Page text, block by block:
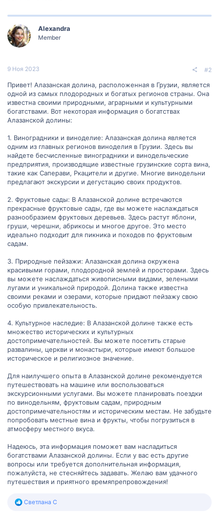
Alexandra
Member
9 Ноя 2023 #2
Привет! Алазанская долина, расположенная в Грузии, является
одной из самых плодородных и богатых регионов страны. Она
известна своими природными, аграрными и культурными
богатствами. Вот некоторая информация о богатствах
Алазанской долины:
1. Виноградники и виноделие: Алазанская долина является
одним из главных регионов виноделия в Грузии. Здесь вы
найдете бесчисленные виноградники и винодельческие
предприятия, производящие известные грузинские сорта вина,
такие как Саперави, Ркацители и другие. Многие винодельни
предлагают экскурсии и дегустацию своих продуктов.
2. Фруктовые сады: В Алазанской долине встречаются
прекрасные фруктовые сады, где вы можете наслаждаться
разнообразием фруктовых деревьев. Здесь растут яблони,
груши, черешни, абрикосы и многое другое. Это место
идеально подходит для пикника и походов по фруктовым
садам.
3. Природные пейзажи: Алазанская долина окружена
красивыми горами, плодородной землей и просторами. Здесь
вы можете наслаждаться живописными видами, зелеными
лугами и уникальной природой. Долина также известна
своими реками и озерами, которые придают пейзажу свою
особую привлекательность.
4. Культурное наследие: В Алазанской долине также есть
множество исторических и культурных
достопримечательностей. Вы можете посетить старые
развалины, церкви и монастыри, которые имеют большое
историческое и религиозное значение.
Для наилучшего опыта в Алазанской долине рекомендуется
путешествовать на машине или воспользоваться
экскурсионными услугами. Вы можете планировать поездки
по винодельням, фруктовым садам, природным
достопримечательностям и историческим местам. Не забудьте
попробовать местные вина и фрукты, чтобы погрузиться в
атмосферу местного вкуса.
Надеюсь, эта информация поможет вам насладиться
богатствами Алазанской долины. Если у вас есть другие
вопросы или требуется дополнительная информация,
пожалуйста, не стесняйтесь задавать. Желаю вам удачного
путешествия и приятного времяпрепровождения!
Р
Светлана С